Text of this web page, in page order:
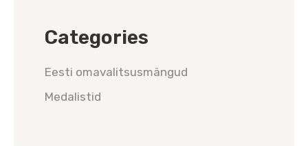
Categories
Eesti omavalitsusmängud
Medalistid